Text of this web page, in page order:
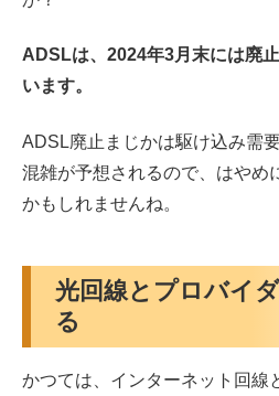
ADSLは、2024年3月末には廃
います。
ADSL廃止まじかは駆け込み需
混雑が予想されるので、はやめ
かもしれませんね。
光回線とプロバイ
る
かつては、インターネット回線